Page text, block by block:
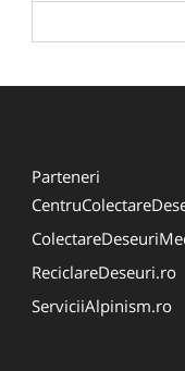
Parteneri
ReciclareDeseuri.ro
ServiciiAlpinism.ro